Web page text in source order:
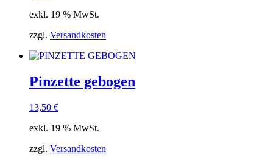
exkl. 19 % MwSt.
zzgl. Versandkosten
Pinzette gebogen
13,50 €
exkl. 19 % MwSt.
zzgl. Versandkosten